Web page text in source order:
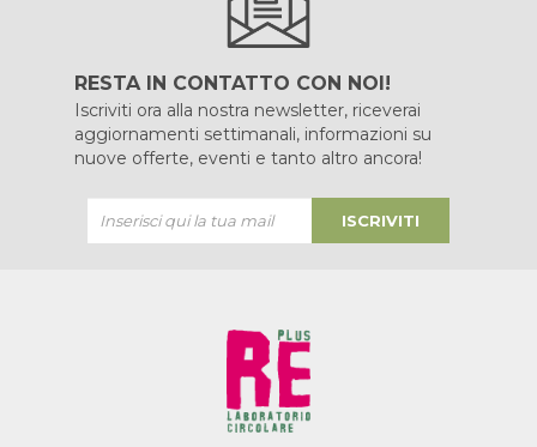
RESTA IN CONTATTO CON NOI!
Iscriviti ora alla nostra newsletter, riceverai
aggiornamenti settimanali, informazioni su
nuove offerte, eventi e tanto altro ancora!
ISCRIVITI